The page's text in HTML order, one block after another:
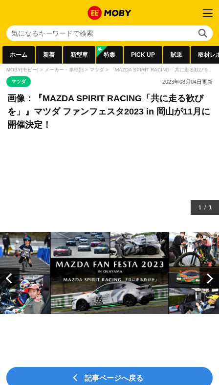
ホーム 新着 新型車 特集 PICK UP 試乗 取材レ
MOBY[モビー] > メーカー・車種別 > マツダ > 『MAZDA SPIRIT RACING「共に走る歓びを」
マツダ 2023年08月04日更新
画像：『MAZDA SPIRIT RACING「共に走る歓び
を」』マツダ ファンフェスタ2023 in 岡山が11月に
開催決定！
1 / 1
記事ページへ戻る